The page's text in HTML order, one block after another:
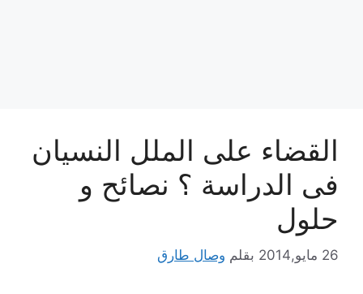
القضاء على الملل النسيان
فى الدراسة ؟ نصائح و
حلول
26 مايو,2014 بقلم وصال طارق